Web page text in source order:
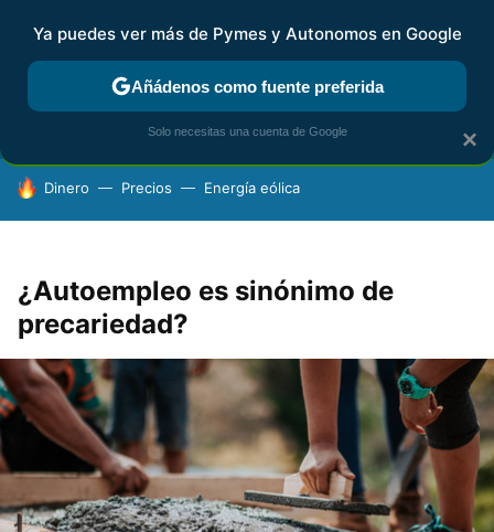
FISCALIDAD Y CONTABILIDAD KIT DIGITAL RENTA
HOY SE HABLA DE
Dinero Precios Energía eólica
¿Autoempleo es sinónimo de
precariedad?
×
Ya puedes ver más de Pymes y Autonomos en Google
Añádenos como fuente preferida
Solo necesitas una cuenta de Google